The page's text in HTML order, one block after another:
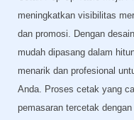
meningkatkan visibilitas
dan promosi. Dengan
mudah dipasang dalam
menarik dan profesional
Anda. Proses cetak yang
pemasaran tercetak